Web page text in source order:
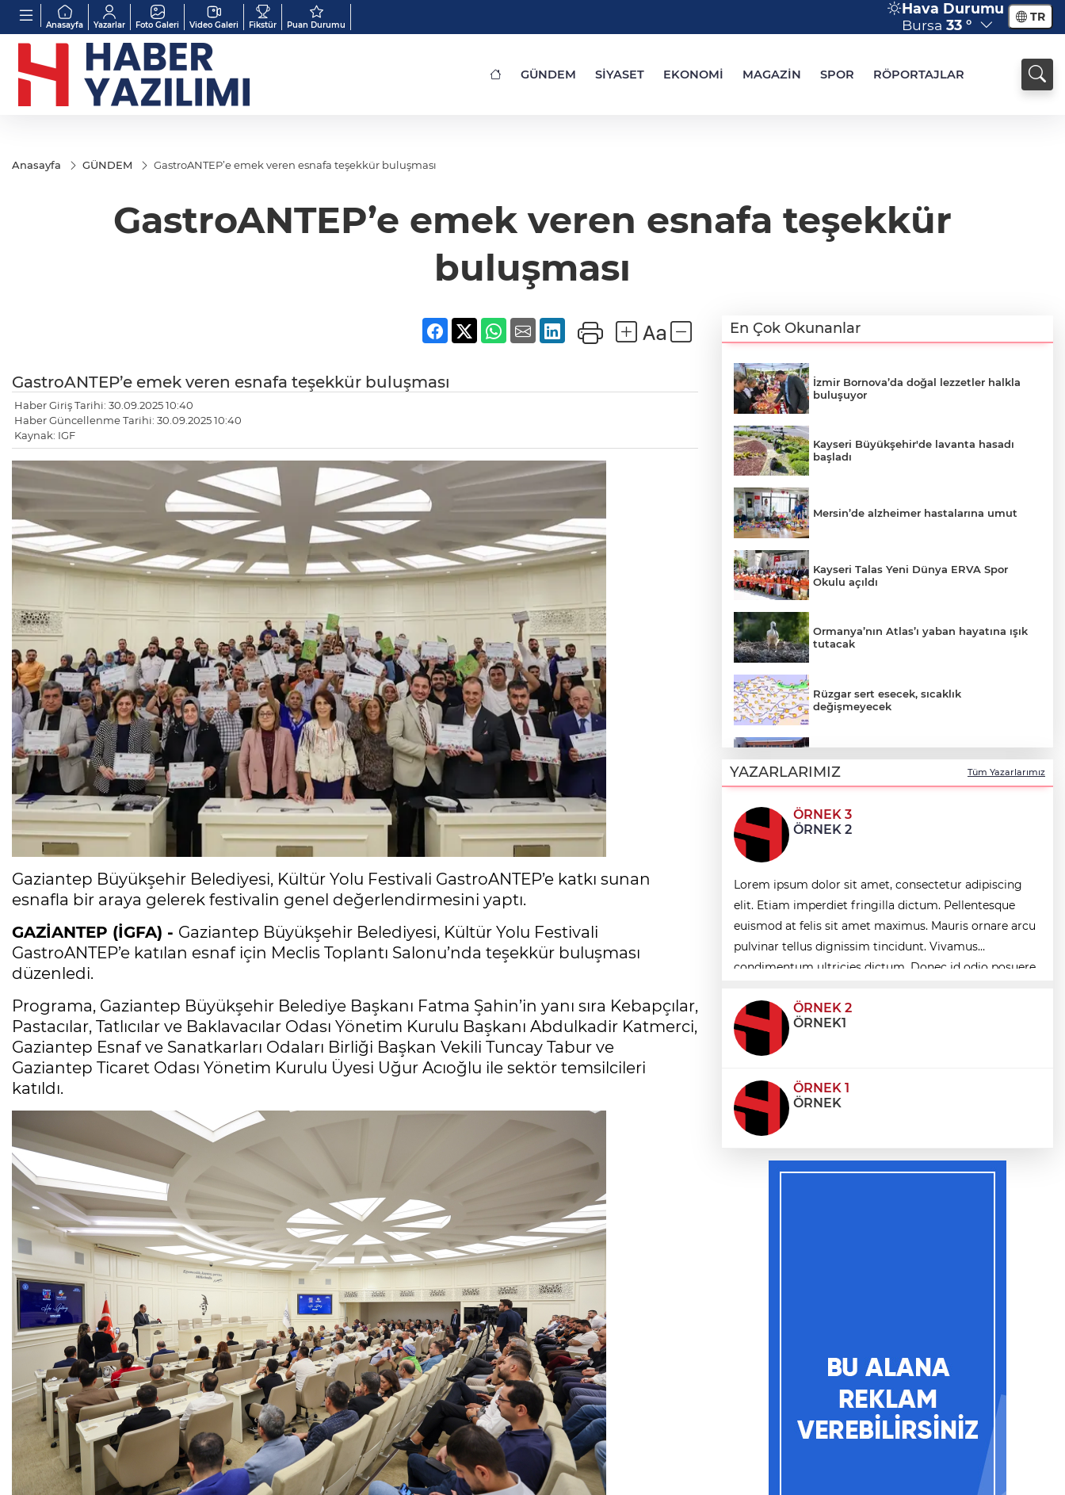
Anasayfa Yazarlar Foto Galeri Video Galeri Fikstür Puan Durumu
Hava Durumu
Bursa 33 ° TR
GÜNDEM SİYASET EKONOMİ MAGAZİN SPOR RÖPORTAJLAR
Anasayfa GÜNDEM GastroANTEP’e emek veren esnafa teşekkür buluşması
GastroANTEP’e emek veren esnafa teşekkür
buluşması
GastroANTEP’e emek veren esnafa teşekkür buluşması
Haber Giriş Tarihi: 30.09.2025 10:40
Haber Güncellenme Tarihi: 30.09.2025 10:40
Kaynak: IGF
Gaziantep Büyükşehir Belediyesi, Kültür Yolu Festivali GastroANTEP’e katkı sunan
esnafla bir araya gelerek festivalin genel değerlendirmesini yaptı.
GAZİANTEP (İGFA) - Gaziantep Büyükşehir Belediyesi, Kültür Yolu Festivali
GastroANTEP’e katılan esnaf için Meclis Toplantı Salonu’nda teşekkür buluşması
düzenledi.
Programa, Gaziantep Büyükşehir Belediye Başkanı Fatma Şahin’in yanı sıra Kebapçılar,
Pastacılar, Tatlıcılar ve Baklavacılar Odası Yönetim Kurulu Başkanı Abdulkadir Katmerci,
Gaziantep Esnaf ve Sanatkarları Odaları Birliği Başkan Vekili Tuncay Tabur ve
Gaziantep Ticaret Odası Yönetim Kurulu Üyesi Uğur Acıoğlu ile sektör temsilcileri
katıldı.
En Çok Okunanlar
İzmir Bornova’da doğal lezzetler halkla
buluşuyor
Kayseri Büyükşehir'de lavanta hasadı
başladı
Mersin’de alzheimer hastalarına umut
Kayseri Talas Yeni Dünya ERVA Spor
Okulu açıldı
Ormanya’nın Atlas’ı yaban hayatına ışık
tutacak
Rüzgar sert esecek, sıcaklık
değişmeyecek
kursları
Kayseri Büyükşehir gökyüzü tutkunlarını
Erciyes'te buluşturacak
Cumhurbaşkanı Erdoğan’dan 'Terörsüz
Türkiye' mesajı
Bilecik'te Vali Sözer'den coğrafi işaretli
Kamber Biberi hasadı
YAZARLARIMIZ Tüm Yazarlarımız
ÖRNEK 3
ÖRNEK 2
Lorem ipsum dolor sit amet, consectetur adipiscing
elit. Etiam imperdiet fringilla dictum. Pellentesque
euismod at felis sit amet maximus. Mauris ornare arcu
pulvinar tellus dignissim tincidunt. Vivamus
condimentum ultricies dictum. Donec id odio posuere,
ÖRNEK 2
ÖRNEK1
ÖRNEK 1
ÖRNEK